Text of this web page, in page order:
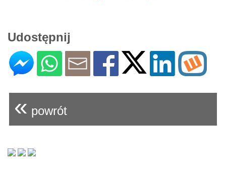
Udostępnij
« powrót